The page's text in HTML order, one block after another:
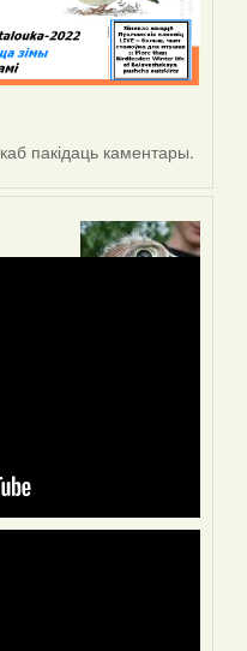
каб пакідаць каментары.